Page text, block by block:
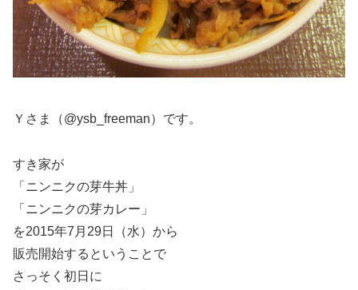
Ｙさま（@ysb_freeman）です。
すき家が
「ニンニクの芽牛丼」
「ニンニクの芽カレー」
を2015年7月29日（水）から
販売開始するということで
さっそく初日に